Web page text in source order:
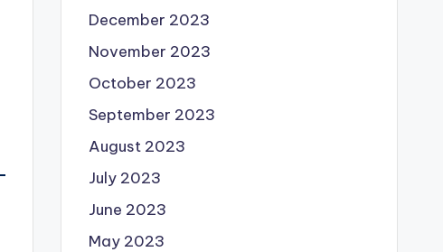
December 2023
November 2023
October 2023
September 2023
August 2023
July 2023
June 2023
May 2023